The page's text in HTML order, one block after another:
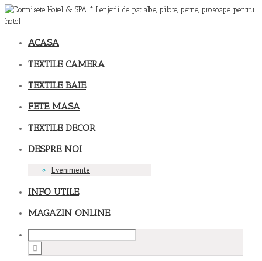
ACASA
TEXTILE CAMERA
TEXTILE BAIE
FETE MASA
TEXTILE DECOR
DESPRE NOI
Evenimente
INFO UTILE
MAGAZIN ONLINE